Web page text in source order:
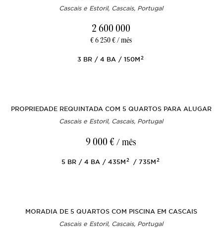
Cascais e Estoril, Cascais, Portugal
2 600 000
€ 6 250 € / mês
3 BR 4 BA 150M2
PROPRIEDADE REQUINTADA COM 5 QUARTOS PARA ALUGAR
Cascais e Estoril, Cascais, Portugal
9 000 € / mês
5 BR 4 BA 435M2 735M2
MORADIA DE 5 QUARTOS COM PISCINA EM CASCAIS
Cascais e Estoril, Cascais, Portugal